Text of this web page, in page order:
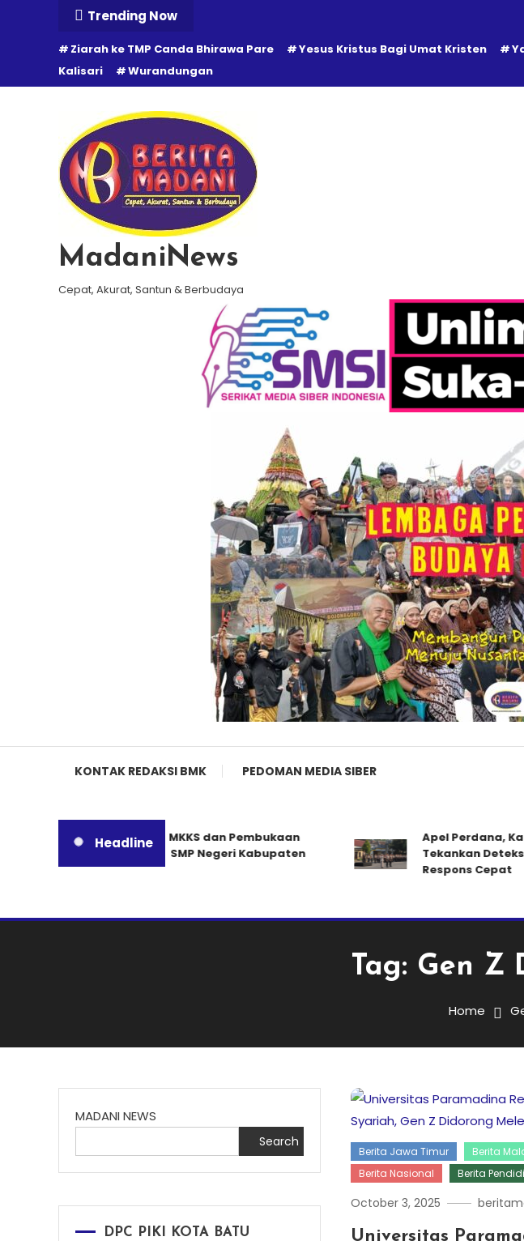
Trending Now
Ziarah ke TMP Canda Bhirawa Pare Yesus Kristus Bagi Umat Kristen
Kalisari
Wurandungan
MadaniNews
Cepat, Akurat, Santun & Berbudaya
KONTAK REDAKSI BMK PEDOMAN MEDIA SIBER
Headline
Rakor MKKS dan Pembukaan
MGMP SMP Negeri Kabupaten
Kediri
Apel Perdana,
Tekankan Deteksi
Respons Cepat
Tag: Gen Z
Home
Berita Jawa Timur
Berita
Berita Nasional
Berita
October 3, 2025
Universitas
MADANI NEWS
Search
DPC PIKI KOTA BATU